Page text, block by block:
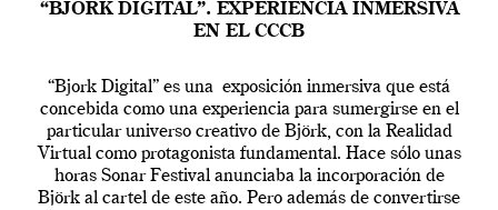
“BJÖRK DIGITAL”. EXPERIENCIA INMERSIVA
EN EL CCCB
“Bjork Digital” es una exposición inmersiva que está
concebida como una experiencia para sumergirse en el
particular universo creativo de Björk, con la Realidad
Virtual como protagonista fundamental. Hace sólo unas
horas Sonar Festival anunciaba la incorporación de
Björk al cartel de este año. Pero además de convertirse